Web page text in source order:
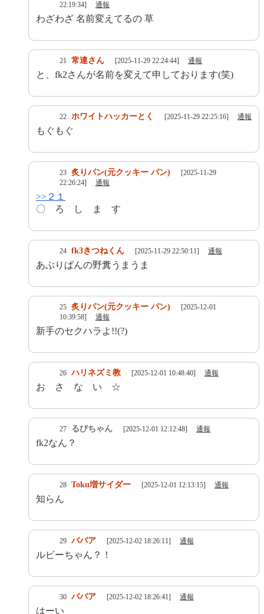
22:19:34]
通報
わざわざ 名前変えてるの 草
21 常連さん [2025-11-29 22:24:44] 通報
と、fk2さんが名前を変えて申しております(笑)
22 ホワイトハッカーとく [2025-11-29 22:25:16] 通報
もぐもぐ
23 炙りパン(元クッキー パン)
[2025-11-29
22:26:24]
通報
>>２１
〇 ろ し ま す
24 fk3きつねくん [2025-11-29 22:50:11] 通報
あぶりぱんの野糞うまうま
25 炙りパン(元クッキー パン)
[2025-12-01
10:39:58]
通報
新手のセクハラよ!!(?)
26 ハリネズミ教 [2025-12-01 10:48:40] 通報
お さ な い ☆
27 るびちゃん [2025-12-01 12:12:48] 通報
fk2なん？
28 Toku増サイダー [2025-12-01 12:13:15] 通報
知らん
29 ババア [2025-12-02 18:26:11] 通報
ルビーちゃん？！
30 ババア [2025-12-02 18:26:41] 通報
はーい